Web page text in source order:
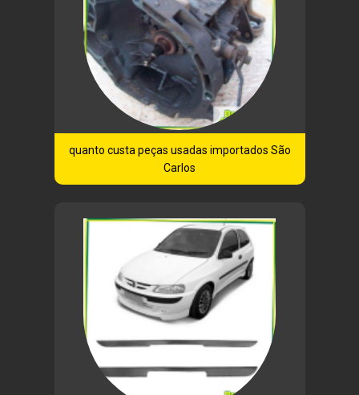
quanto custa peças usadas importados São
Carlos